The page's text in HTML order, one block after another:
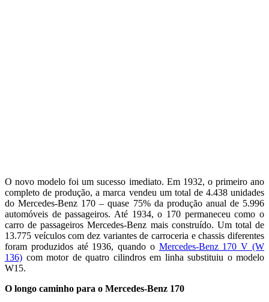
O novo modelo foi um sucesso imediato. Em 1932, o primeiro ano
completo de produção, a marca vendeu um total de 4.438 unidades
do Mercedes-Benz 170 – quase 75% da produção anual de 5.996
automóveis de passageiros. Até 1934, o 170 permaneceu como o
carro de passageiros Mercedes-Benz mais construído. Um total de
13.775 veículos com dez variantes de carroceria e chassis diferentes
foram produzidos até 1936, quando o Mercedes-Benz 170 V (W
136) com motor de quatro cilindros em linha substituiu o modelo
W15.
O longo caminho para o Mercedes-Benz 170